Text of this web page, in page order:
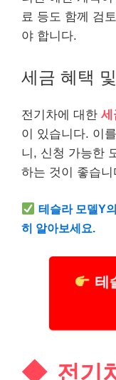
료 등도 함께 검
야 합니다.
세금 혜택
전기차에 대한 세
이 있습니다. 이
니, 신청 가능한
하는 것이 좋습니
테슬라 모델Y
히 알아보세요.
테
전기